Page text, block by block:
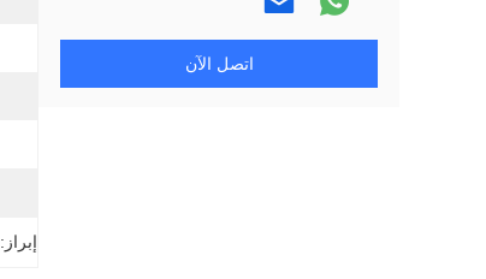
اتصل الآن
إبراز: